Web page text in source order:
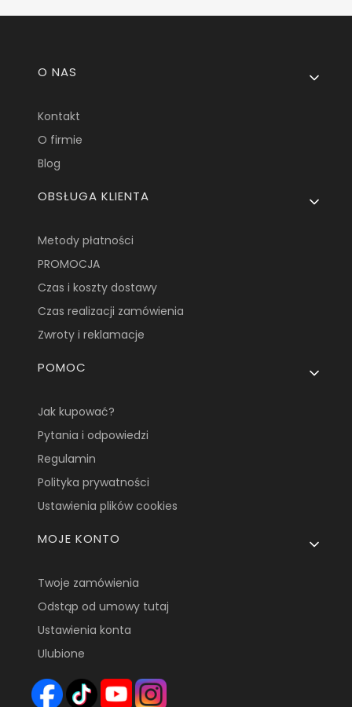
Linki w stopce
O NAS
Kontakt
O firmie
Blog
OBSŁUGA KLIENTA
Metody płatności
PROMOCJA
Czas i koszty dostawy
Czas realizacji zamówienia
Zwroty i reklamacje
POMOC
Jak kupować?
Pytania i odpowiedzi
Regulamin
Polityka prywatności
Ustawienia plików cookies
MOJE KONTO
Twoje zamówienia
Odstąp od umowy tutaj
Ustawienia konta
Ulubione